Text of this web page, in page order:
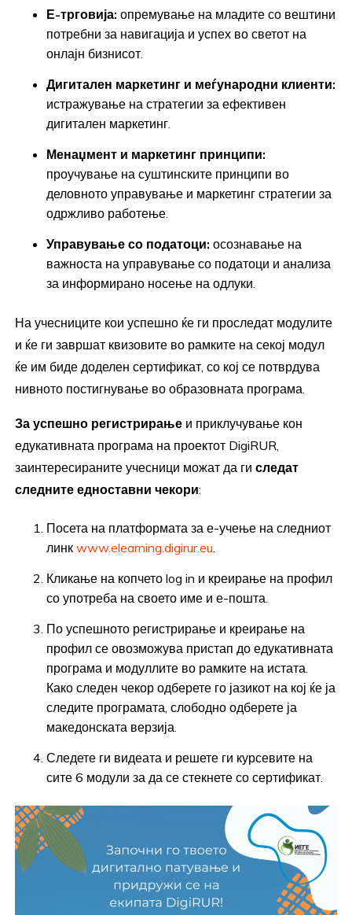
Е-трговија: опремување на младите со вештини
потребни за навигација и успех во светот на
онлајн бизнисот.
Дигитален маркетинг и меѓународни клиенти:
истражување на стратегии за ефективен
дигитален маркетинг.
Менаџмент и маркетинг принципи:
проучување на суштинските принципи во
деловното управување и маркетинг стратегии за
одржливо работење.
Управување со податоци: осознавање на
важноста на управување со податоци и анализа
за информирано носење на одлуки.
На учесниците кои успешно ќе ги проследат модулите
и ќе ги завршат квизовите во рамките на секој модул
ќе им биде доделен сертификат, со кој се потврдува
нивното постигнување во образовната програма.
За успешно регистрирање и приклучување кон
едукативната програма на проектот DigiRUR,
заинтересираните учесници можат да гиследат
следните едноставни чекори:
Посета на платформата за е-учење на следниот
линкwww.elearning.digirur.eu.
Кликање на копчето log in и креирање на профил
со употреба на своето име и е-пошта.
По успешното регистрирање и креирање на
профил се овозможува пристап до едукативната
програма и модуллите во рамките на истата.
Како следен чекор одберете го јазикот на кој ќе ја
следите програмата, слободно одберете ја
македонската верзија.
Следете ги видеата и решете ги курсевите на
сите 6 модули за да се стекнете со сертификат.